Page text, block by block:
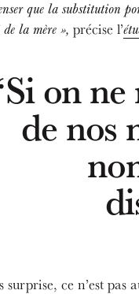
que la substitution
la mère », précise l’
on ne
de nos
surprise, ce n’est pas